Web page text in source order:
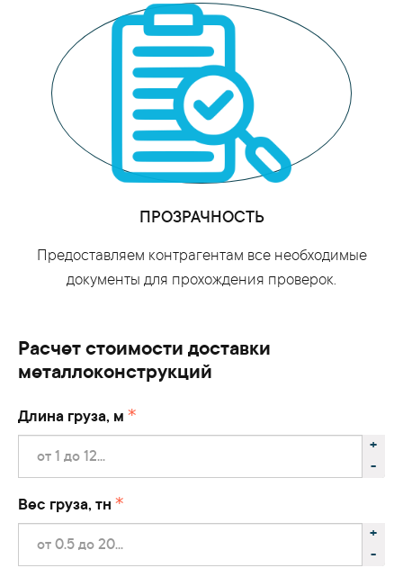
ПРОЗРАЧНОСТЬ
Предоставляем контрагентам все необходимые
документы для прохождения проверок.
Расчет стоимости доставки
металлоконструкций
Длина груза, м
+
-
Вес груза, тн
+
-